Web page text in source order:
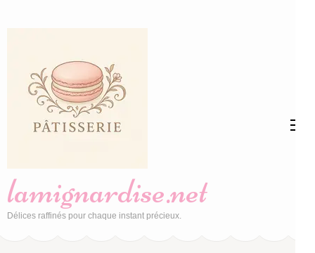
(Pressez
Entrée)
lamignardise.net
Délices raffinés pour chaque instant précieux.